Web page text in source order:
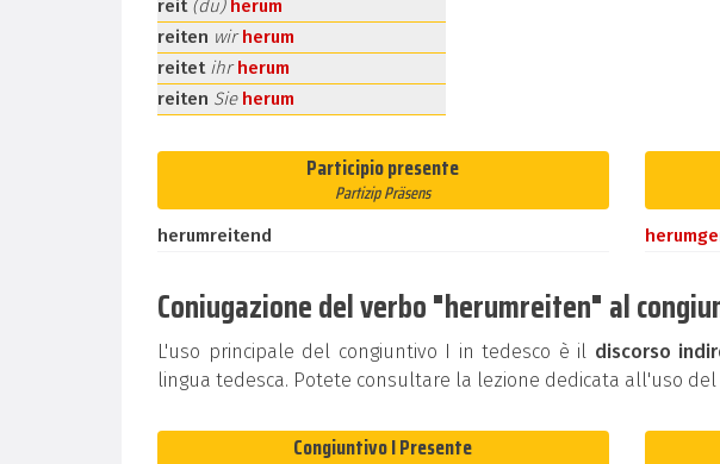
reit (du) herum
reiten wirherum
reitet ihrherum
reiten Sie herum
Participio presente
Partizip Präsens
herumreitend herumge
Coniugazione del verbo "herumreiten" al
L'uso principale del congiuntivo I in tedesco è il discorso
lingua tedesca. Potete consultare la lezione dedicata all'uso del
Congiuntivo I Presente